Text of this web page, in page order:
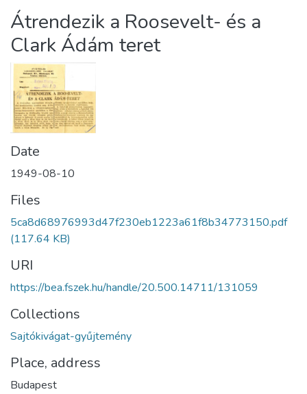
Statistics
About us
Átrendezik a Roosevelt- és a
Clark Ádám teret
Date
1949-08-10
Files
5ca8d68976993d47f230eb1223a61f8b34773150.pdf
(117.64 KB)
URI
https://bea.fszek.hu/handle/20.500.14711/131059
Collections
Sajtókivágat-gyűjtemény
Place, address
Budapest